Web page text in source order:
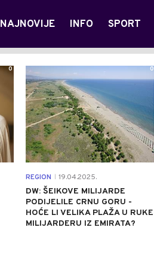
NAJNOVIJE INFO SPORT
0
REGION 19.04.2025.
DW: ŠEIKOVE MILIJARDE
PODIJELILE CRNU GORU -
HOĆE LI VELIKA PLAŽA U RUKE
MILIJARDERU IZ EMIRATA?
0